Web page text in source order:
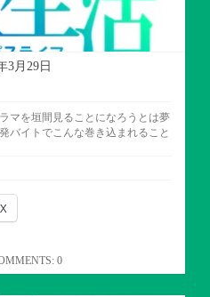
3月29日
マを垣間見ることになろうとは夢
バイトでこんな巻き込まれること
X
0